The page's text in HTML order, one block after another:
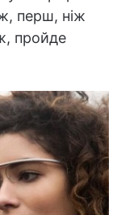
перш, ніж
пройде